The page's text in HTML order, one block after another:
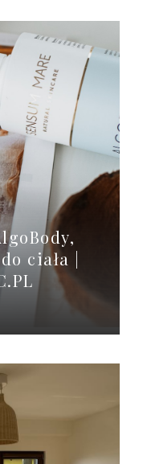
ciała |